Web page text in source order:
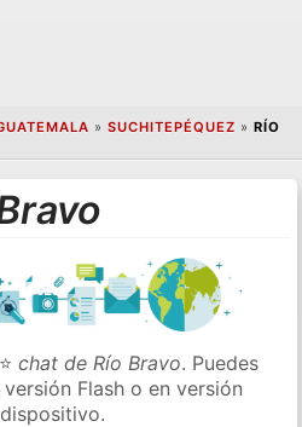
» SUCHITEPÉQUEZ » RÍO
chat de Río Bravo. Puedes
Flash o en versión